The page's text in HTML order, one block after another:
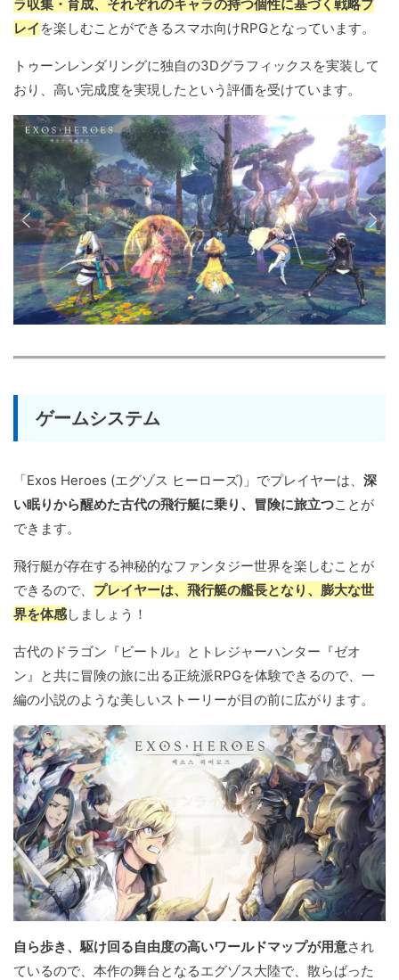
ラ収集・育成、それぞれのキャラの持つ個性に基づく戦略プ
レイ を楽しむことができるスマホ向けRPGとなっています。
トゥーンレンダリングに独自の3Dグラフィックスを実装して
おり、高い完成度を実現したという評価を受けています。
ゲームシステム
「Exos Heroes (エグゾス ヒーローズ)」でプレイヤーは、 深
い眠りから醒めた古代の飛行艇に乗り、冒険に旅立つことが
できます。
飛行艇が存在する神秘的なファンタジー世界を楽しむことが
できるので、 プレイヤーは、飛行艇の艦長となり、膨大な世
界を体感しましょう！
古代のドラゴン『ビートル』とトレジャーハンター『ゼオ
ン』と共に冒険の旅に出る正統派RPGを体験できるので、一
編の小説のような美しいストーリーが目の前に広がります。
自ら歩き、駆け回る自由度の高いワールドマップが用意され
ているので、本作の舞台となるエグゾス大陸で、散らばった